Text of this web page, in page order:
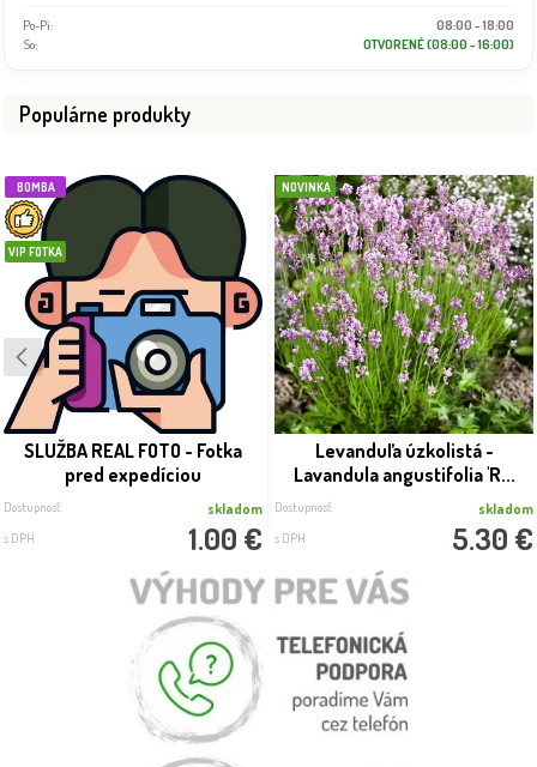
Po-Pi:
08:00 - 18:00
So:
OTVORENÉ (08:00 - 16:00)
Populárne produkty
BOMBA
VIP FOTKA
SLUŽBA REAL FOTO - Fotka
pred expedíciou
Dostupnosť: skladom
s DPH 1.00 €
NOVINKA
Levanduľa úzkolistá -
Lavandula angustifolia 'R...
Dostupnosť: skladom
s DPH 5.30 €